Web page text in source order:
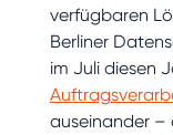
verfügbaren
Berliner
im Juli diesen
auseinander –